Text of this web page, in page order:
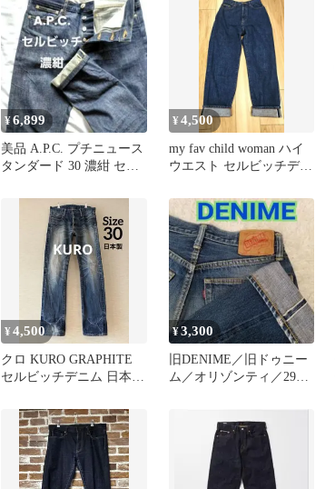
¥6,899
美品 A.P.C. プチニュース
タンダード 30 濃紺 セル
¥4,500
my fav child woman ハイ
ウエスト セルビッチデニ
¥4,500
クロ KURO GRAPHITE
セルビッチデニム 日本製
¥3,300
旧DENIME／旧ドゥニー
ム／オリゾンティ／29／